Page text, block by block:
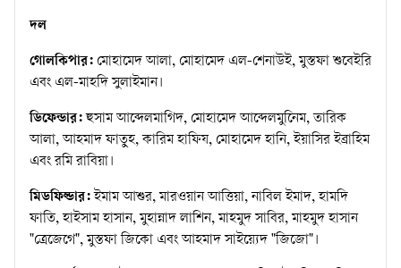
দল
গোলকিপার: মোহামেদ আলা, মোহামেদ এল-শেনাউই, মুস্তফা শুবেইরি
এবং এল-মাহদি সুলাইমান।
ডিফেন্ডার:হুসাম আব্দেলমাগিদ, মোহামেদ আব্দেলমুনিেম, তারিক
আলা, আহমাদ ফাতুহ, কারিম হাফিয, মোহামেদ হানি, ইয়াসির ইব্রাহিম
এবং রমি রাবিয়া।
মিডফিল্ডার:ইমাম আশুর, মারওয়ান আত্তিয়া, নাবিল ইমাদ, হামদি
ফাতি, হাইসাম হাসান, মুহান্নাদ লাশিন, মাহমুদ সাবির, মাহমুদ হাসান
"ত্রেজেগে", মুস্তফা জিকো এবং আহমাদ সাইয়্যেদ "জিজো"।